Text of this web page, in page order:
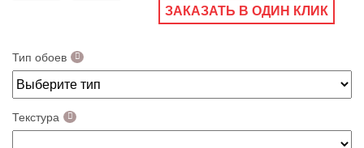
ЗАКАЗАТЬ В ОДИН КЛИК
Тип обоев
Текстура